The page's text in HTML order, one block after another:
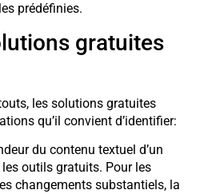
prédéfinies.
gratuites
les solutions gratuites
qu’il convient d’identifier:
du contenu textuel d’un
outils gratuits. Pour les
changements substantiels, la